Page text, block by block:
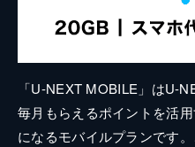
「U-NEXT MOBILE」はU-
毎月もらえるポイントを活
になるモバイルプランです